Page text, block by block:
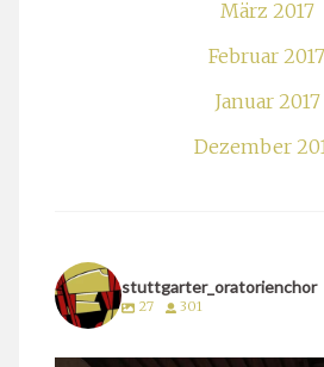
März 2017
Februar 2017
Januar 2017
Dezember
stuttgarter_oratorienchor
27 301